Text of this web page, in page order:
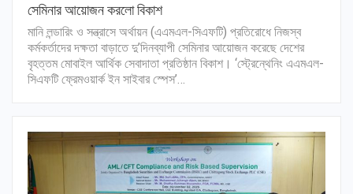
সেমিনার আয়োজন করলো বিকাশ
মানি লন্ডারিং ও সন্ত্রাসে অর্থায়ন (এএমএল-সিএফটি) প্রতিরোধে নিজস্ব
কর্মকর্তাদের দক্ষতা বাড়াতে দু’দিনব্যাপী সেমিনার আয়োজন করেছে দেশের
বৃহত্তম মোবাইল আর্থিক সেবাদাতা প্রতিষ্ঠান বিকাশ। ‘স্ট্রেন্থেনিং এএমএল-
সিএফটি ফ্রেমওয়ার্ক ইন সাইবার স্পেস’…